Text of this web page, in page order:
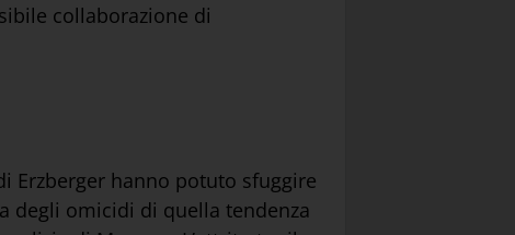
collaborazione di
Erzberger hanno potuto sfuggire
degli omicidi di quella tendenza